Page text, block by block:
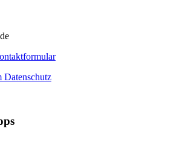
Datenschutz